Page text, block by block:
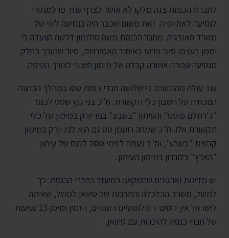
לחברת הכנסת צגה מלקו לא אושר לצרף עוזר פרלמנטרי
לנסיעה לאתיופיה. זאת משום שכבר היה בנסיעה ליווי של
משרד האנרגיה. מחבר הכנסת משה סולומון דרשה הוועדה כי
יממן בעצמו סיור פרטי באיחוד האמירויות, סיור שנערך כחלק
מנסיעה עבורה אושרה קבלה של מימון חיצוני לצורך הטיסה.
עוד עולה מהנתונים כי שלושה חברי כנסת טסו במהלך הכהונה
הנוכחית על חשבון כלי תקשורת. ח"כ בני גנץ שטס לכנס
"ג'רוזלם פוסט" והעיתון "בשבע" בניו יורק במימון של כלי
תקשורת אלו. ח"כ שמחה רוטמן טס גם הוא לניו יורק במימון
קבוצת "בשבע", וח"כ נעמה לזימי טסה לכנס של עיתון
"הארץ" בלונדון במימון העיתון.
יש מדינות וארגונים שהשקיעו במיוחד בחברי הכנסת: כך
למשל, משרד הכלכלה והתרבות של טיוואן למשל, שאיתה
לישראל אין יחסים דיפלומטיים רשמיים, הזמין ומימן 13 נסיעות
של חברי כנסת להיכרות עם טיוואן.